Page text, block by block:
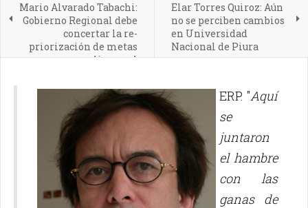
Mario Alvarado Tabachi:
Gobierno Regional debe
concertar la re-
priorización de metas
para cumplir con el
Elar Torres Quiroz: Aún
no se perciben cambios
en Universidad
Nacional de Piura
ERP. "Aquí
se
juntaron
el hambre
con las
ganas de